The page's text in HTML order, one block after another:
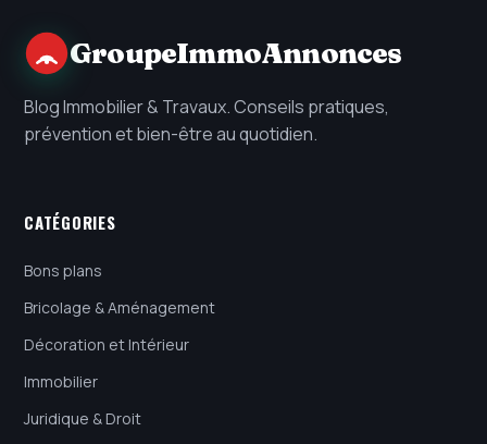
GroupeImmoAnnonces
Blog Immobilier & Travaux. Conseils pratiques,
prévention et bien-être au quotidien.
CATÉGORIES
Bons plans
Bricolage & Aménagement
Décoration et Intérieur
Immobilier
Juridique & Droit